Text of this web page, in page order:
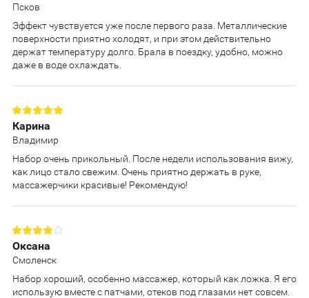
Псков
Эффект чувствуется уже после первого раза. Металлические
поверхности приятно холодят, и при этом действительно
держат температуру долго. Брала в поездку, удобно, можно
даже в воде охлаждать.
Карина
Владимир
Набор очень прикольный. После недели использования вижу,
как лицо стало свежим. Очень приятно держать в руке,
массажерчики красивые! Рекомендую!
Оксана
Смоленск
Набор хороший, особенно массажер, который как ложка. Я его
использую вместе с патчами, отеков под глазами нет совсем.